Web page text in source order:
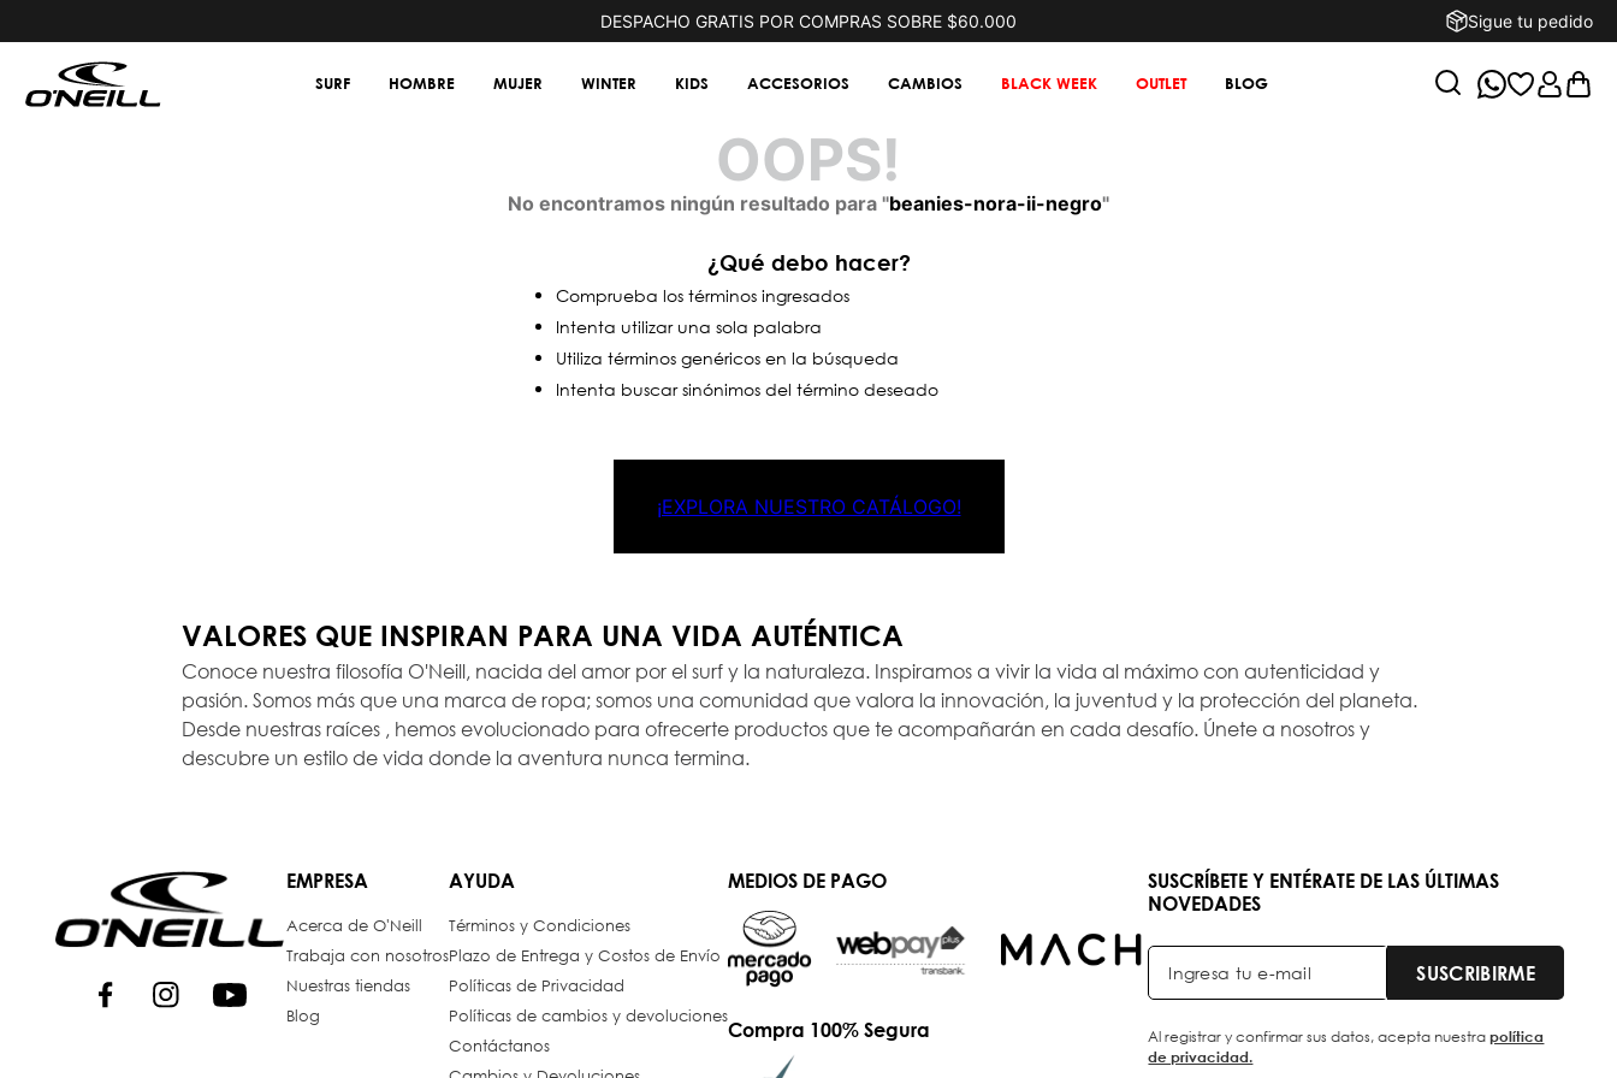
DESPACHO GRATIS POR COMPRAS SOBRE $60.000 Sigue tu pedido
SURF HOMBRE MUJER WINTER KIDS ACCESORIOS CAMBIOS BLACK WEEK OUTLET BLOG
OOPS!
No encontramos ningún resultado para "beanies-nora-ii-negro"
¿Qué debo hacer?
Comprueba los términos ingresados
Intenta utilizar una sola palabra
Utiliza términos genéricos en la búsqueda
Intenta buscar sinónimos del término deseado
¡EXPLORA NUESTRO CATÁLOGO!
VALORES QUE INSPIRAN PARA UNA VIDA AUTÉNTICA
Conoce nuestra filosofía O'Neill, nacida del amor por el surf y la naturaleza. Inspiramos a vivir la vida al máximo con autenticidad y
pasión. Somos más que una marca de ropa; somos una comunidad que valora la innovación, la juventud y la protección del planeta.
Desde nuestras raíces , hemos evolucionado para ofrecerte productos que te acompañarán en cada desafío. Únete a nosotros y
descubre un estilo de vida donde la aventura nunca termina.
EMPRESA
Acerca de O'Neill
Trabaja con nosotros
Nuestras tiendas
Blog
AYUDA
Términos y Condiciones
Plazo de Entrega y Costos de Envío
Políticas de Privacidad
Políticas de cambios y devoluciones
Contáctanos
MEDIOS DE PAGO
Compra 100% Segura
SUSCRÍBETE Y ENTÉRATE DE LAS ÚLTIMAS
NOVEDADES
SUSCRIBIRME
Al registrar y confirmar sus datos, acepta nuestrapolítica
de privacidad.